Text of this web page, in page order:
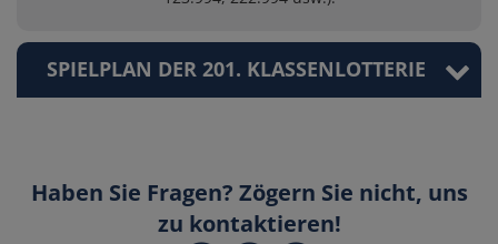
SPIELPLAN DER 201. KLASSENLOTTERIE
Haben Sie Fragen? Zögern Sie nicht, uns
zu kontaktieren!